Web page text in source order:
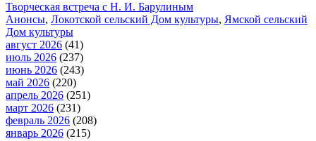
Творческая встреча с Н. И. Барулиным
Анонсы, Локотской сельский Дом культуры, Ямской сельский
Дом культуры
август 2026 (41)
июль 2026 (237)
июнь 2026 (243)
май 2026 (220)
апрель 2026 (251)
март 2026 (231)
февраль 2026 (208)
январь 2026 (215)